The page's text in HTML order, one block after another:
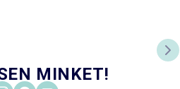
MINKET!